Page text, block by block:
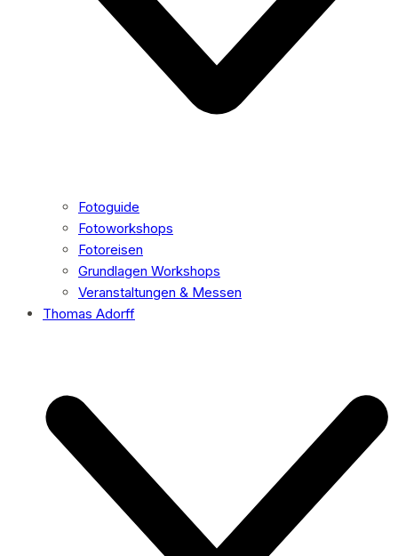
Fotoguide
Fotoworkshops
Fotoreisen
Grundlagen Workshops
Veranstaltungen & Messen
Thomas Adorff